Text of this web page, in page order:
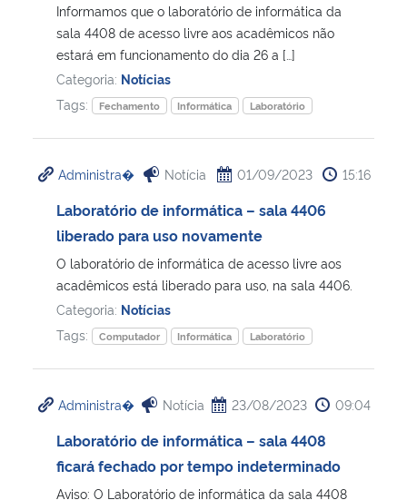
Ministério de Minas e Energia
Ministério da Ciência, Tecnologia, Inovações e Comunicações
Ministério do Meio Ambiente
Ministério do Desenvolvimento Regional
Controladoria-Geral da União
Ministério da Mulher, da Família e dos Direitos Humanos
Secretaria de Governo
Gabinete de Segurança Institucional
Informamos que o laboratório de informática da
sala 4408 de acesso livre aos acadêmicos não
estará em funcionamento do dia 26 a […]
Categoria: Notícias
Tags:
Fechamento Informática Laboratório
Administra� Notícia 01/09/2023 15:16
Laboratório de informática – sala 4406
liberado para uso novamente
O laboratório de informática de acesso livre aos
acadêmicos está liberado para uso, na sala 4406.
Categoria: Notícias
Tags:
Computador Informática Laboratório
Administra� Notícia 23/08/2023 09:04
Laboratório de informática – sala 4408
ficará fechado por tempo indeterminado
Aviso: O Laboratório de informática da sala 4408